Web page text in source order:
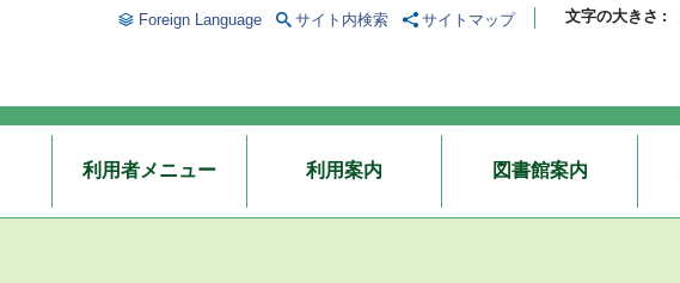
文字の大きさ
Foreign Language サイト内検索 サイトマップ
利用者メニュー 利用案内 図書館案内